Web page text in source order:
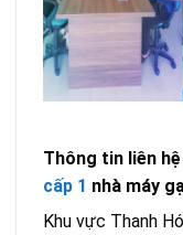
Thông tin liên
cấp 1 nhà máy
Khu vực Thanh